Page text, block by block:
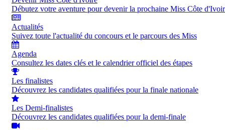
Débutez votre aventure pour devenir la prochaine Miss Côte
Actualités
Suivez toute l'actualité du concours et le parcours des Miss
Agenda
Consultez les dates clés et le calendrier officiel des étapes
Les finalistes
Découvrez les candidates qualifiées pour la finale nationale
Les Demi-finalistes
Découvrez les candidates qualifiées pour la demi-finale